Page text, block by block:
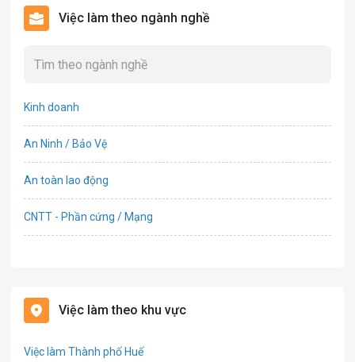
Việc làm theo ngành nghề
Kinh doanh
An Ninh / Bảo Vệ
An toàn lao động
CNTT - Phần cứng / Mạng
Bất động sản
Việc làm theo khu vực
Việc làm Thành phố Huế